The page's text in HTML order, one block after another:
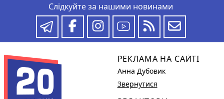
Слідкуйте за нашими новинами
РЕКЛАМА НА САЙТІ
Анна Дубовик
Звернутися